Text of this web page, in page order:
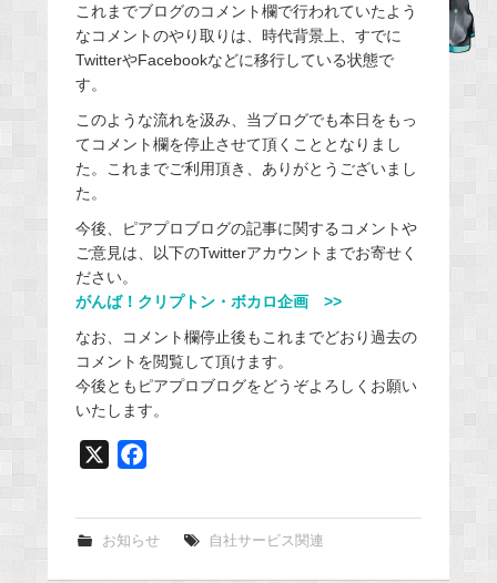
o
o
これまでブログのコメント欄で行われていたよう
なコメントのやり取りは、時代背景上、すでに
TwitterやFacebookなどに移行している状態で
す。
このような流れを汲み、当ブログでも本日をもっ
てコメント欄を停止させて頂くこととなりまし
た。これまでご利用頂き、ありがとうございまし
た。
今後、ピアプロブログの記事に関するコメントや
ご意見は、以下のTwitterアカウントまでお寄せく
ださい。
がんば！クリプトン・ボカロ企画 >>
なお、コメント欄停止後もこれまでどおり過去の
コメントを閲覧して頂けます。
今後ともピアプロブログをどうぞよろしくお願い
いたします。
e
お知らせ 自社サービス関連